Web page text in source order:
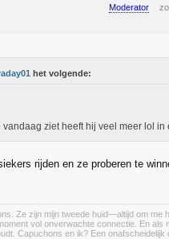
Moderator
het volgende:
ziet heeft hij veel meer lol
rijden en ze proberen te
Ze zijn mijn tweede huid—altijd om me
vol onverwachte connectie. En
Capuchons en ik? Een onafscheidelijk